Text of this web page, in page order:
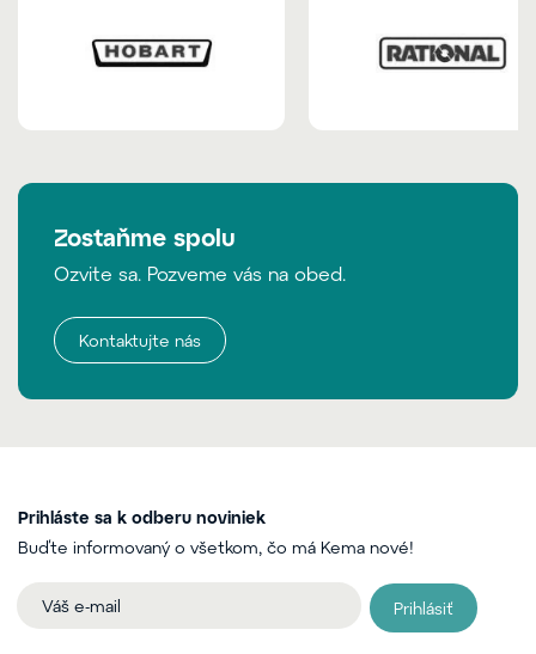
Zostaňme spolu
Ozvite sa. Pozveme vás na obed.
Kontaktujte nás
Prihláste sa k odberu noviniek
Buďte informovaný o všetkom, čo má Kema nové!
Prihlásiť